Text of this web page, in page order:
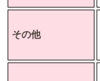
その他